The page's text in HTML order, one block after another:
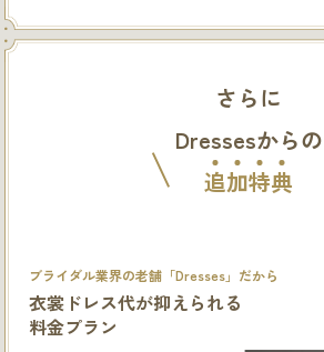
さらに
Dressesからの
追加特典
ブライダル業界の老舗「Dresses」だから
衣裳ドレス代が抑えられる
料金プラン